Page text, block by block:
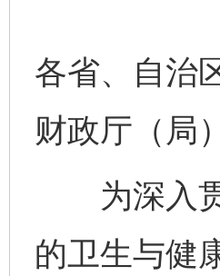
各省、自治
财政厅（局
为深入贯
的卫生与健